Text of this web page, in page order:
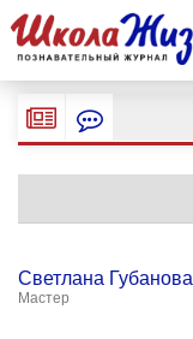
Светлана Губанова
Мастер